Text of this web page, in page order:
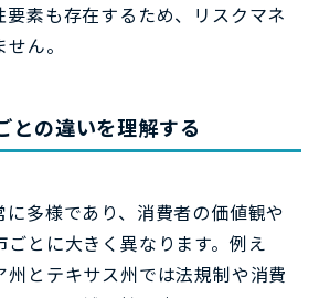
要素も存在するため、リスクマネ
ん。
との違いを理解する
多様であり、消費者の価値観や
とに大きく異なります。例え
州とテキサス州では法規制や消費